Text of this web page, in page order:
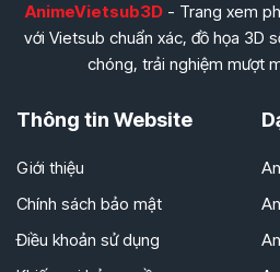
AnimeVietsub3D- Trang xem
với Vietsub chuẩn xác, đồ họa 3D
chóng, trải nghiệm mượt
Thông tin Website
Giới thiệu
Chính sách bảo mật
Điều khoản sử dụng